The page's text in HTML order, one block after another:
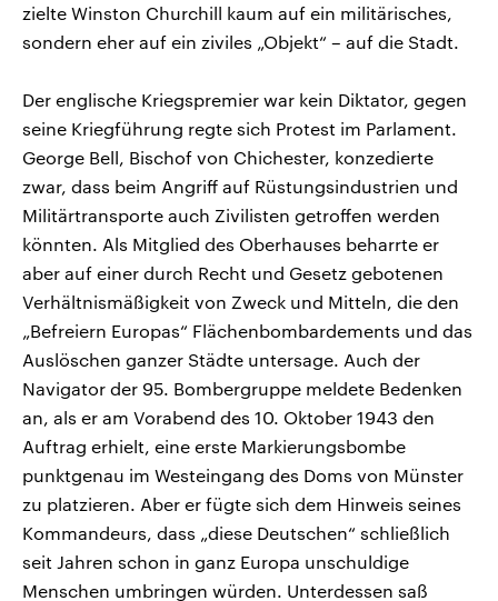
zielte Winston Churchill kaum auf ein militärisches,
sondern eher auf ein ziviles „Objekt“ – auf die Stadt.
Der englische Kriegspremier war kein Diktator, gegen
seine Kriegführung regte sich Protest im Parlament.
George Bell, Bischof von Chichester, konzedierte
zwar, dass beim Angriff auf Rüstungsindustrien und
Militärtransporte auch Zivilisten getroffen werden
könnten. Als Mitglied des Oberhauses beharrte er
aber auf einer durch Recht und Gesetz gebotenen
Verhältnismäßigkeit von Zweck und Mitteln, die den
„Befreiern Europas“ Flächenbombardements und das
Auslöschen ganzer Städte untersage. Auch der
Navigator der 95. Bombergruppe meldete Bedenken
an, als er am Vorabend des 10. Oktober 1943 den
Auftrag erhielt, eine erste Markierungsbombe
punktgenau im Westeingang des Doms von Münster
zu platzieren. Aber er fügte sich dem Hinweis seines
Kommandeurs, dass „diese Deutschen“ schließlich
seit Jahren schon in ganz Europa unschuldige
Menschen umbringen würden. Unterdessen saß